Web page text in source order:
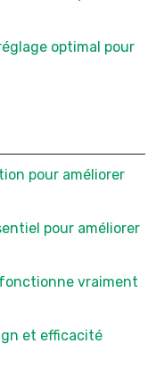
optimal pour
pour améliorer
pour améliorer
vraiment
et efficacité